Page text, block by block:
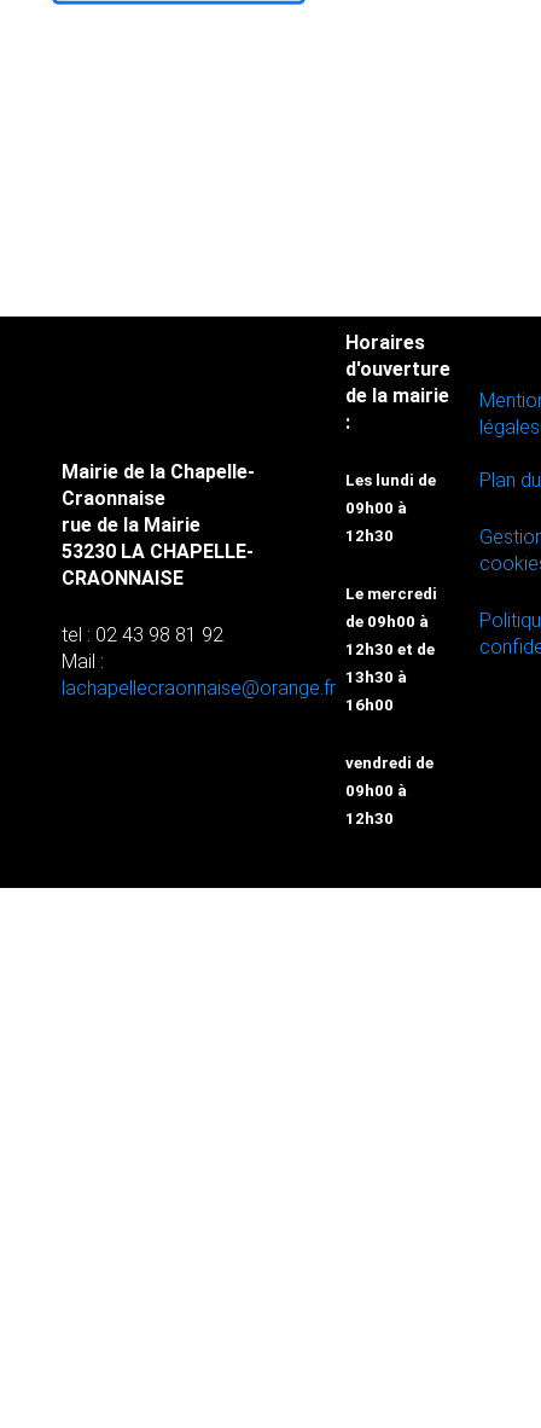
Mairie de la Chapelle-
Craonnaise
rue de la Mairie
53230 LA CHAPELLE-
CRAONNAISE
tel : 02 43 98 81 92
Mail :
lachapellecraonnaise@orange.fr
Horaires
d'ouverture
de la mairie
:
Les lundi de
09h00 à
12h30
Le mercredi
de 09h00 à
12h30 et de
13h30 à
16h00
vendredi de
09h00 à
12h30
légales
Plan